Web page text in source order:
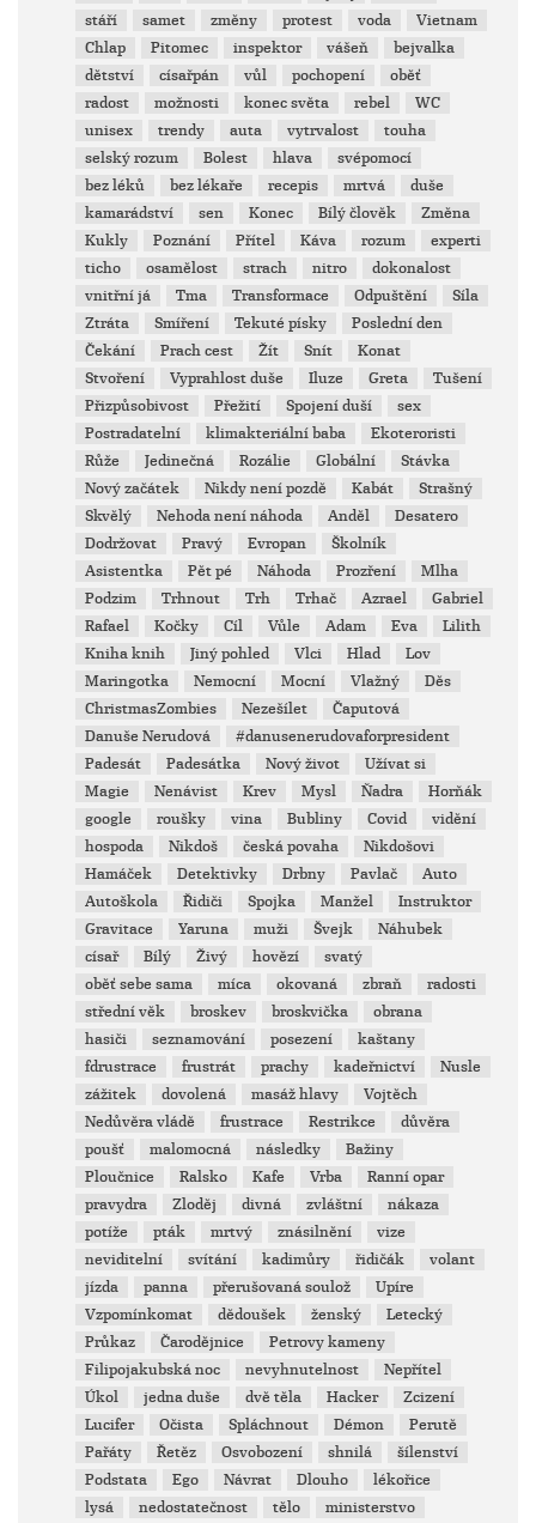
stáří
samet změny protest voda
Vietnam
Chlap
Pitomec inspektor vášeň
bejvalka
dětství
císařpán vůl pochopení
oběť
radost
možnosti konec světa rebel
WC
unisex
trendy auta vytrvalost
touha
selský rozum
Bolest hlava
svépomocí
bez léků
bez lékaře recepis mrtvá
duše
kamarádství
sen Konec Bílý člověk
Změna
Kukly
Poznání Přítel Káva rozum
experti
ticho
osamělost strach nitro
dokonalost
vnitřní já
Tma Transformace Odpuštění
Síla
Ztráta
Smíření Tekuté písky
Poslední den
Čekání
Prach cest Žít Snít
Konat
Stvoření
Vyprahlost duše Iluze Greta
Tušení
Přizpůsobivost
Přežití Spojení duší
sex
Postradatelní
klimakteriální baba
Ekoteroristi
Růže
Jedinečná Rozálie Globální
Stávka
Nový začátek
Nikdy není pozdě Kabát
Strašný
Skvělý
Nehoda není náhoda Anděl
Desatero
Dodržovat
Pravý Evropan
Školník
Asistentka
Pět pé Náhoda Prozření
Mlha
Podzim
Trhnout Trh Trhač Azrael
Gabriel
Rafael
Kočky Cíl Vůle Adam Eva
Lilith
Kniha knih
Jiný pohled Vlci Hlad
Lov
Maringotka
Nemocní Mocní Vlažný
Děs
ChristmasZombies
Nezešílet
Čaputová
Danuše Nerudová
#danusenerudovaforpresident
Padesát
Padesátka Nový život
Užívat si
Magie
Nenávist Krev Mysl Ňadra
Horňák
google
roušky vina Bubliny Covid
vidění
hospoda
Nikdoš česká povaha
Nikdošovi
Hamáček
Detektivky Drbny Pavlač
Auto
Autoškola
Řidiči Spojka Manžel
Instruktor
Gravitace
Yaruna muži Švejk
Náhubek
císař
Bílý Živý hovězí
svatý
oběť sebe sama
míca okovaná zbraň
radosti
střední věk
broskev broskvička
obrana
hasiči
seznamování posezení
kaštany
fdrustrace
frustrát prachy kadeřnictví
Nusle
zážitek
dovolená masáž hlavy
Vojtěch
Nedůvěra vládě
frustrace Restrikce
důvěra
poušť
malomocná následky
Bažiny
Ploučnice
Ralsko Kafe Vrba
Ranní opar
pravydra
Zloděj divná zvláštní
nákaza
potíže
pták mrtvý znásilnění
vize
neviditelní
svítání kadimůry řidičák
volant
jízda
panna přerušovaná soulož
Upíre
Vzpomínkomat
dědoušek ženský
Letecký
Průkaz
Čarodějnice
Petrovy kameny
Filipojakubská noc
nevyhnutelnost
Nepřítel
Úkol
jedna duše dvě těla Hacker
Zcizení
Lucifer
Očista Spláchnout Démon
Perutě
Pařáty
Řetěz Osvobození shnilá
šílenství
Podstata
Ego Návrat Dlouho
lékořice
lysá
nedostatečnost tělo ministerstvo